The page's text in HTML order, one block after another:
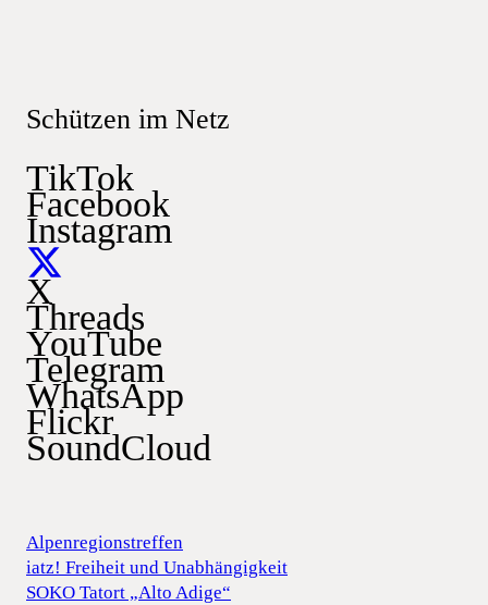
Schützen im Netz
TikTok
Facebook
Instagram
X
Threads
YouTube
Telegram
WhatsApp
Flickr
SoundCloud
Alpenregionstreffen
iatz! Freiheit und Unabhängigkeit
SOKO Tatort „Alto Adige“